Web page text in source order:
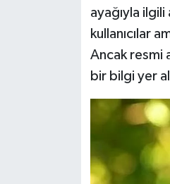
ayağıyla
kullanıcılar
Ancak resmi
bir bilgi yer